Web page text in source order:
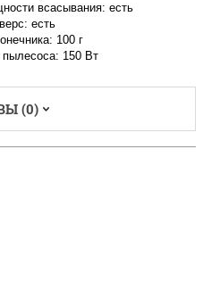
всасывания: есть
есть
100 г
150 Вт
(0)